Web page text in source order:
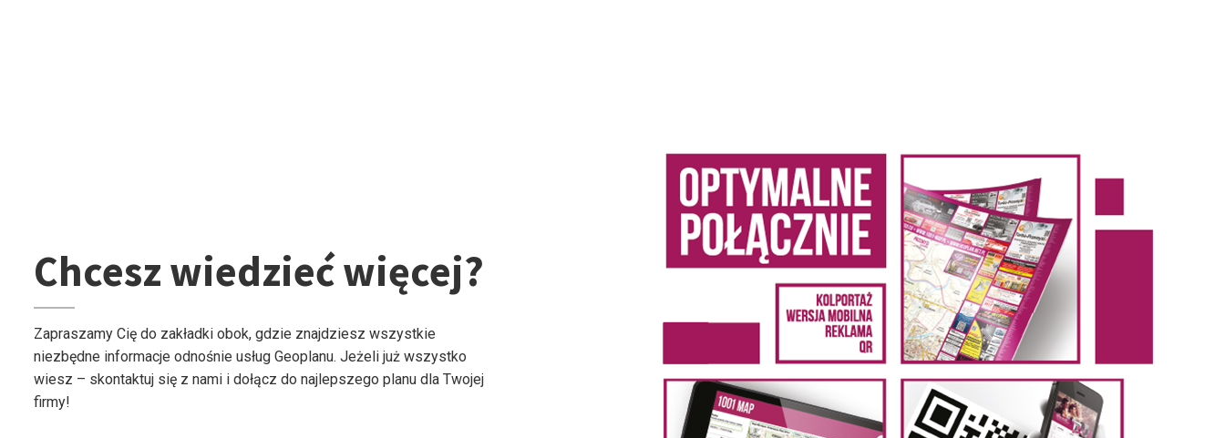
Chcesz wiedzieć więcej?
Zapraszamy Cię do zakładki obok, gdzie znajdziesz wszystkie
niezbędne informacje odnośnie usług Geoplanu. Jeżeli już wszystko
wiesz – skontaktuj się z nami i dołącz do najlepszego planu dla Twojej
firmy!